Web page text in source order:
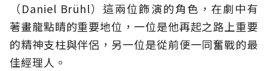
（Daniel Brühl）這兩位飾演的角色，在劇中有
著畫龍點睛的重要地位，一位是他再起之路上重要
的精神支柱與伴侶，另一位是從前便一同奮戰的最
佳經理人。